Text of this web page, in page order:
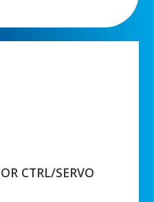
CTRL/SERVO